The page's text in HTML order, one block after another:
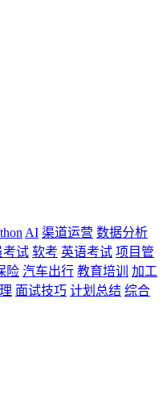
AI 渠道运营 数据分析
考试 软考 英语考试 项目管
险 汽车出行 教育培训
加工
面试技巧 计划总结 综合